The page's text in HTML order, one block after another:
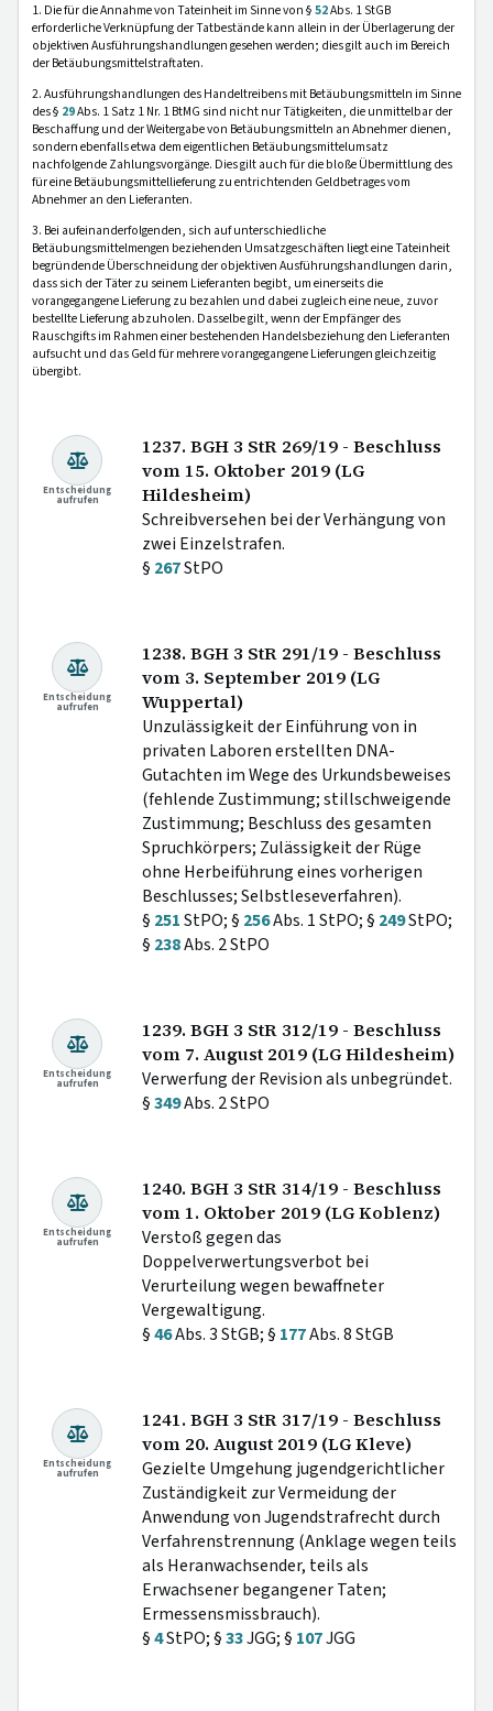
1. Die für die Annahme von Tateinheit im Sinne von §52Abs. 1 StGB
erforderliche Verknüpfung der Tatbestände kann allein in der Überlagerung der
objektiven Ausführungshandlungen gesehen werden; dies gilt auch im Bereich
der Betäubungsmittelstraftaten.
2. Ausführungshandlungen des Handeltreibens mit Betäubungsmitteln im Sinne
des § 29Abs. 1 Satz 1 Nr. 1 BtMG sind nicht nur Tätigkeiten, die unmittelbar der
Beschaffung und der Weitergabe von Betäubungsmitteln an Abnehmer dienen,
sondern ebenfalls etwa dem eigentlichen Betäubungsmittelumsatz
nachfolgende Zahlungsvorgänge. Dies gilt auch für die bloße Übermittlung des
für eine Betäubungsmittellieferung zu entrichtenden Geldbetrages vom
Abnehmer an den Lieferanten.
3. Bei aufeinanderfolgenden, sich auf unterschiedliche
Betäubungsmittelmengen beziehenden Umsatzgeschäften liegt eine Tateinheit
begründende Überschneidung der objektiven Ausführungshandlungen darin,
dass sich der Täter zu seinem Lieferanten begibt, um einerseits die
vorangegangene Lieferung zu bezahlen und dabei zugleich eine neue, zuvor
bestellte Lieferung abzuholen. Dasselbe gilt, wenn der Empfänger des
Rauschgifts im Rahmen einer bestehenden Handelsbeziehung den Lieferanten
aufsucht und das Geld für mehrere vorangegangene Lieferungen gleichzeitig
übergibt.
Entscheidung
aufrufen
1237. BGH 3 StR 269/19 - Beschluss
vom 15. Oktober 2019 (LG
Hildesheim)
Schreibversehen bei der Verhängung von
zwei Einzelstrafen.
§ 267StPO
Entscheidung
aufrufen
1238. BGH 3 StR 291/19 - Beschluss
vom 3. September 2019 (LG
Wuppertal)
Unzulässigkeit der Einführung von in
privaten Laboren erstellten DNA-
Gutachten im Wege des Urkundsbeweises
(fehlende Zustimmung; stillschweigende
Zustimmung; Beschluss des gesamten
Spruchkörpers; Zulässigkeit der Rüge
ohne Herbeiführung eines vorherigen
Beschlusses; Selbstleseverfahren).
§ 251StPO; § 256Abs. 1 StPO; § 249StPO;
§ 238Abs. 2 StPO
Entscheidung
aufrufen
1239. BGH 3 StR 312/19 - Beschluss
vom 7. August 2019 (LG Hildesheim)
Verwerfung der Revision als unbegründet.
§349Abs. 2 StPO
Entscheidung
aufrufen
1240. BGH 3 StR 314/19 - Beschluss
vom 1. Oktober 2019 (LG Koblenz)
Verstoß gegen das
Doppelverwertungsverbot bei
Verurteilung wegen bewaffneter
Vergewaltigung.
§46Abs. 3 StGB; § 177Abs. 8 StGB
Entscheidung
aufrufen
1241. BGH 3 StR 317/19 - Beschluss
vom 20. August 2019 (LG Kleve)
Gezielte Umgehung jugendgerichtlicher
Zuständigkeit zur Vermeidung der
Anwendung von Jugendstrafrecht durch
Verfahrenstrennung (Anklage wegen teils
als Heranwachsender, teils als
Erwachsener begangener Taten;
Ermessensmissbrauch).
§4StPO; §33JGG; § 107JGG